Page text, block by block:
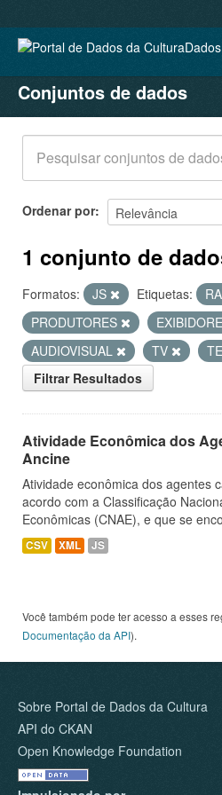
CONJUNTOS DE DADOS
ORGANIZAÇÕES
GRUPOS
SOBRE
Conjuntos de dados
Ordenar por
1 conjunto de
Formatos: JS Etiquetas:
PRODUTORES
AUDIOVISUAL
TV
Filtrar Resultados
Atividade Econômica dos
Ancine
Atividade econômica dos agentes
acordo com a Classificação
Econômicas (CNAE), e que se
CSV XML JS
Você também pode ter acesso a esses
Documentação da API).
Sobre Portal de Dados da Cultura
API do CKAN
Open Knowledge Foundation